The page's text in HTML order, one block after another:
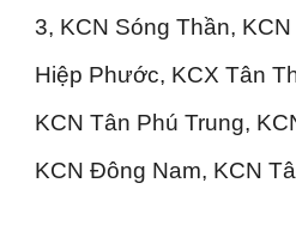
3, KCN Sóng Thần,
Hiệp Phước, KCX Tân
KCN Tân Phú Trung,
KCN Đông Nam, KCN